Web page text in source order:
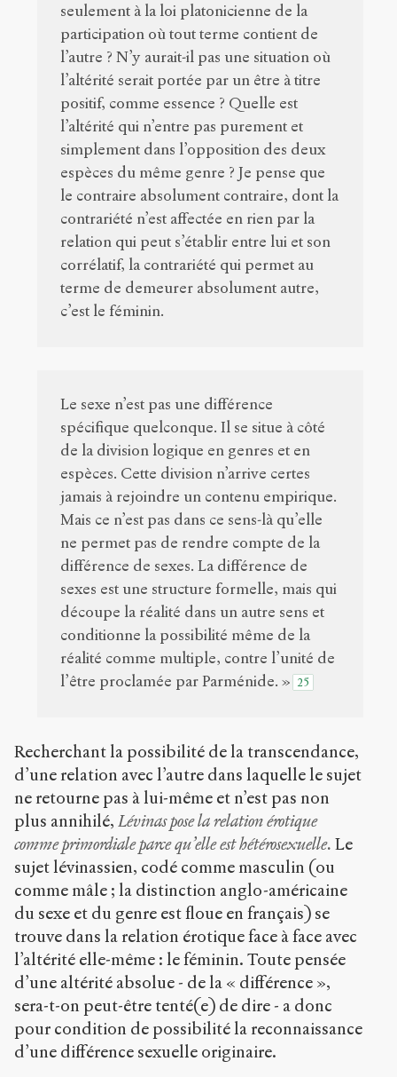
seulement à la loi platonicienne de la
participation où tout terme contient de
l’autre ? N’y aurait-il pas une situation où
l’altérité serait portée par un être à titre
positif, comme essence ? Quelle est
l’altérité qui n’entre pas purement et
simplement dans l’opposition des deux
espèces du même genre ? Je pense que
le contraire absolument contraire, dont la
contrariété n’est affectée en rien par la
relation qui peut s’établir entre lui et son
corrélatif, la contrariété qui permet au
terme de demeurer absolument autre,
c’est le féminin.
Le sexe n’est pas une différence
spécifique quelconque. Il se situe à côté
de la division logique en genres et en
espèces. Cette division n’arrive certes
jamais à rejoindre un contenu empirique.
Mais ce n’est pas dans ce sens-là qu’elle
ne permet pas de rendre compte de la
différence de sexes. La différence de
sexes est une structure formelle, mais qui
découpe la réalité dans un autre sens et
conditionne la possibilité même de la
réalité comme multiple, contre l’unité de
l’être proclamée par Parménide. » 25
Recherchant la possibilité de la transcendance,
d’une relation avec l’autre dans laquelle le sujet
ne retourne pas à lui-même et n’est pas non
plus annihilé, Lévinas pose la relation érotique
comme primordiale parce qu’elle est hétérosexuelle. Le
sujet lévinassien, codé comme masculin (ou
comme mâle ; la distinction anglo-américaine
du sexe et du genre est floue en français) se
trouve dans la relation érotique face à face avec
l’altérité elle-même : le féminin. Toute pensée
d’une altérité absolue - de la « différence »,
sera-t-on peut-être tenté(e) de dire - a donc
pour condition de possibilité la reconnaissance
d’une différence sexuelle originaire.